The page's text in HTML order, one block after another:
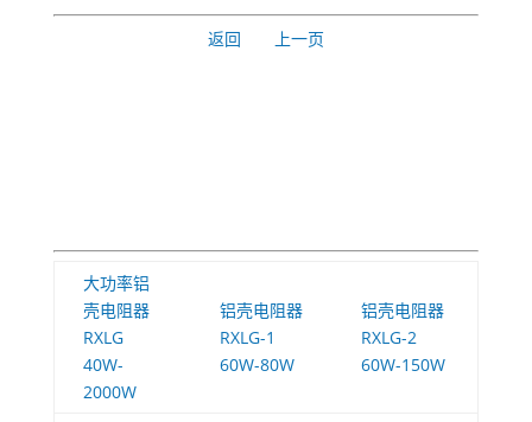
返回 上一页
大功率铝
壳电阻器
RXLG
40W-
2000W
铝壳电阻器
RXLG-1
60W-80W
铝壳电阻器
RXLG-2
60W-150W